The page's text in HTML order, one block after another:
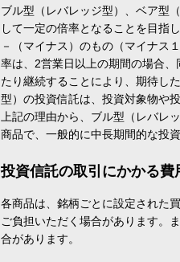
ブル型（レバレッジ型）、ベア型
して一定の倍率となることを目指
－（マイナス）のもの（マイナス
率は、2営業日以上の期間の場合
たり継続することにより、期待し
型）の投資信託は、投資対象物や
上記の理由から、ブル型（レバレ
商品で、一般的に中長期間的な投
投資信託の取引にかかる費
各商品は、銘柄ごとに設定された
ご負担いただく場合があります。
合があります。